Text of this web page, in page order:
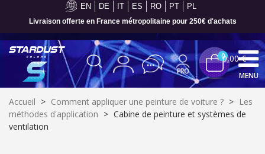
EN DE IT ES RO PT PL
Livraison offerte en France métropolitaine pour 250€ d'achats
00,00 €
MENU
Accueil > Comment appliquer une peinture de voiture ? > Les
méthodes d'application > Cabine de peinture et systèmes de
ventilation